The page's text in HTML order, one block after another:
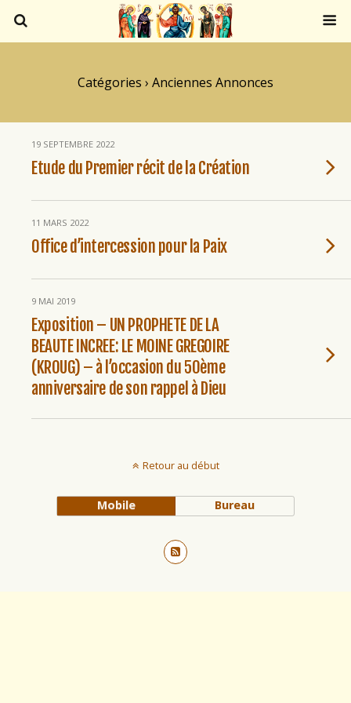
Catégories › Anciennes Annonces
19 SEPTEMBRE 2022
Etude du Premier récit de la Création
11 MARS 2022
Office d’intercession pour la Paix
9 MAI 2019
Exposition – UN PROPHETE DE LA
BEAUTE INCREE: LE MOINE GREGOIRE
(KROUG) – à l’occasion du 50ème
anniversaire de son rappel à Dieu
Retour au début
Mobile Bureau